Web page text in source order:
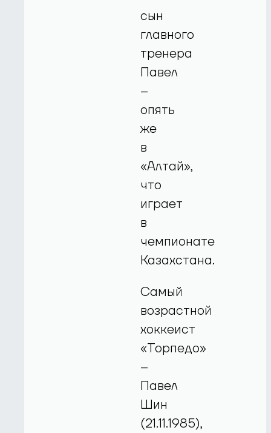
сын
главного
тренера
Павел
–
опять
же
в
«Алтай»,
что
играет
в
чемпионате
Казахстана.
Самый
возрастной
хоккеист
«Торпедо»
–
Павел
Шин
(21.11.1985),